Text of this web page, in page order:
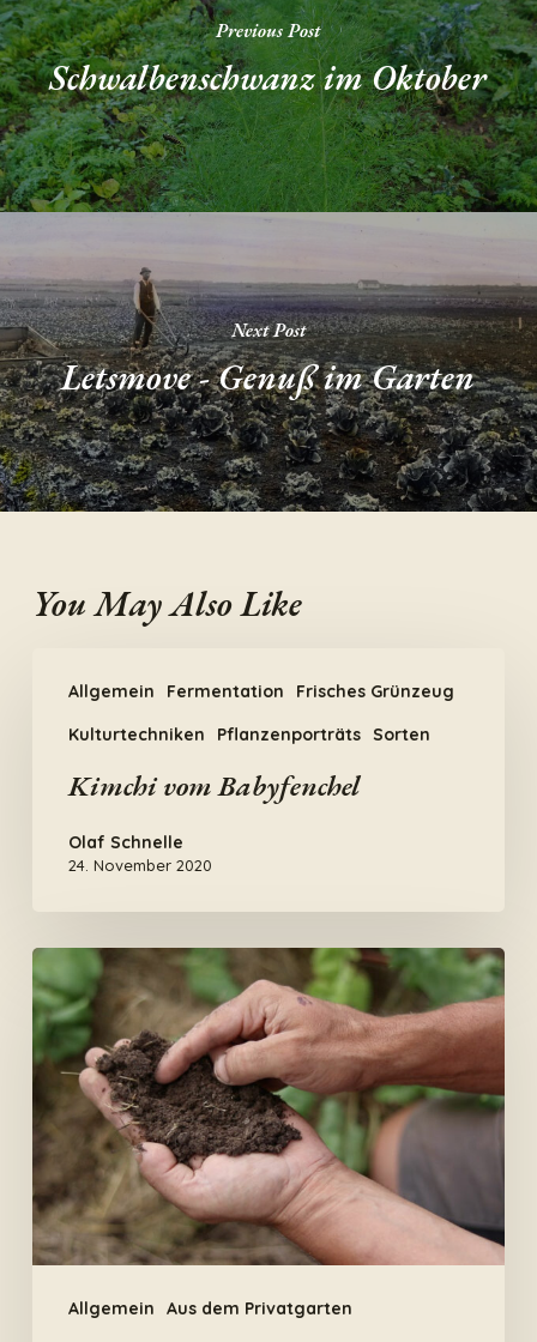
Previous Post
Schwalbenschwanz im Oktober
Next Post
Letsmove - Genuß im Garten
You May Also Like
Allgemein Fermentation
Frisches Grünzeug
Kulturtechniken
Pflanzenporträts Sorten
vom
Babyfenchel
Kimchi vom Babyfenchel
Olaf Schnelle
24. November 2020
Allgemein
Aus dem Privatgarten
Humusaufbau
im
Gemüsegarten